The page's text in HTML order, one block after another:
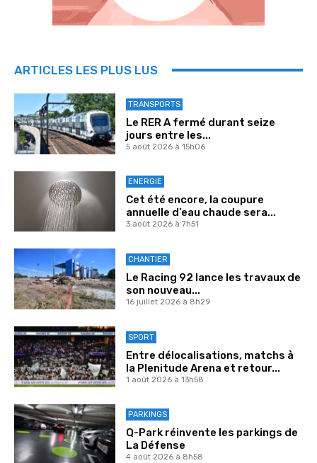
ARTICLES LES PLUS LUS
TRANSPORTS
Le RER A fermé durant seize
jours entre les...
5 août 2026 à 15h06
ENERGIE
Cet été encore, la coupure
annuelle d’eau chaude sera...
3 août 2026 à 7h51
CHANTIER
Le Racing 92 lance les travaux de
son nouveau...
16 juillet 2026 à 8h29
SPORT
Entre délocalisations, matchs à
la Plenitude Arena et retour...
1 août 2026 à 13h58
PARKINGS
Q-Park réinvente les parkings de
La Défense
4 août 2026 à 8h58